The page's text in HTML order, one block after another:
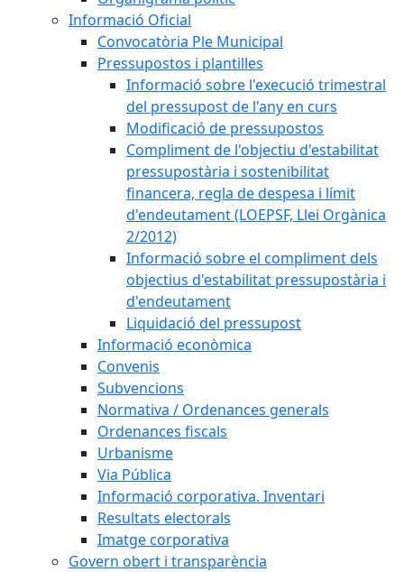
Informació Oficial
Convocatòria Ple Municipal
Pressupostos i plantilles
Informació sobre l'execució trimestral
del pressupost de l'any en curs
Modificació de pressupostos
Compliment de l'objectiu d'estabilitat
pressupostària i sostenibilitat
financera, regla de despesa i límit
d'endeutament (LOEPSF, Llei Orgànica
2/2012)
Informació sobre el compliment dels
objectius d'estabilitat pressupostària i
d'endeutament
Liquidació del pressupost
Informació econòmica
Convenis
Subvencions
Normativa / Ordenances generals
Ordenances fiscals
Urbanisme
Via Pública
Informació corporativa. Inventari
Resultats electorals
Imatge corporativa
Govern obert i transparència